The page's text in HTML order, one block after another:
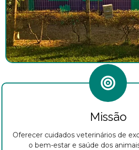
Missão
Oferecer cuidados veterinários de
o bem-estar e saúde dos